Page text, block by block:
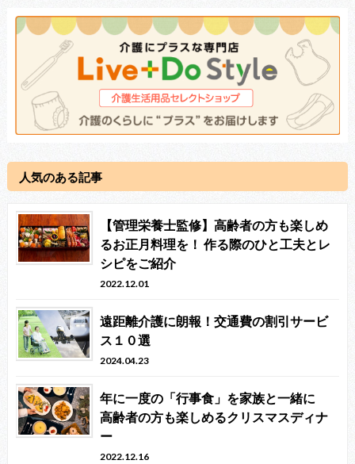
人気のある記事
【管理栄養士監修】高齢者の方も楽しめ
るお正月料理を！ 作る際のひと工夫とレ
シピをご紹介
2022.12.01
遠距離介護に朗報！交通費の割引サービ
ス１０選
2024.04.23
年に一度の「行事食」を家族と一緒に
高齢者の方も楽しめるクリスマスディナ
ー
2022.12.16